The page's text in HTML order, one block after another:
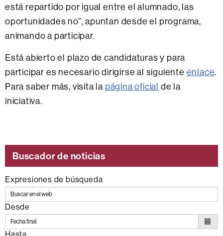
está repartido por igual entre el alumnado, las
oportunidades no”, apuntan desde el programa,
animando a participar.
Está abierto el plazo de candidaturas y para
participar es necesario dirigirse al siguiente enlace.
Para saber más, visita la página oficial de la
iniciativa.
Buscador de noticias
Expresiones de búsqueda
Desde
Hasta